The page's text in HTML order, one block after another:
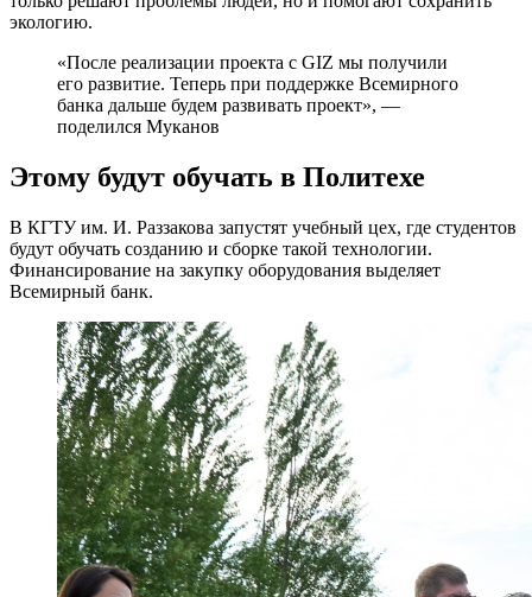
экологию.
«После реализации проекта с GIZ мы получили
его развитие. Теперь при поддержке Всемирного
банка дальше будем развивать проект», —
поделился Муканов
Этому будут обучать в Политехе
В КГТУ им. И. Раззакова запустят учебный цех, где студентов
будут обучать созданию и сборке такой технологии.
Финансирование на закупку оборудования выделяет
Всемирный банк.